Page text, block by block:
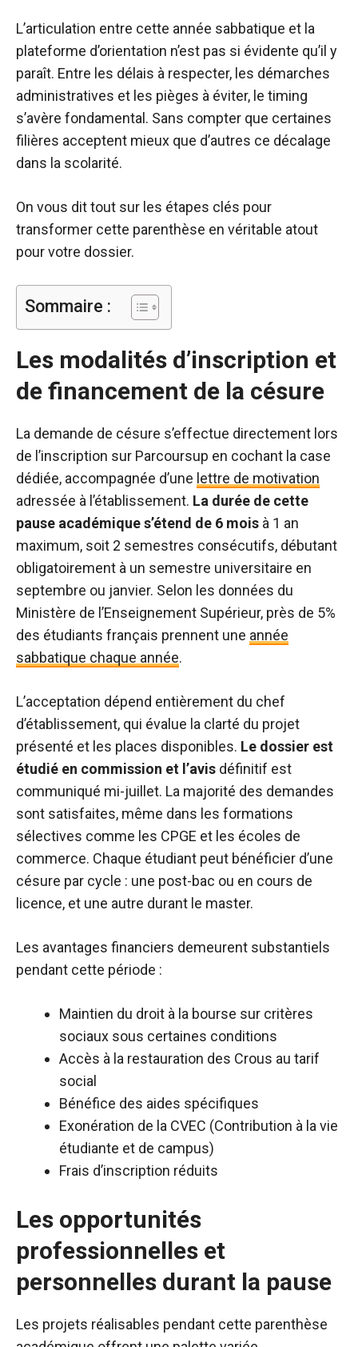
L’articulation entre cette année sabbatique et la
plateforme d’orientation n’est pas si évidente qu’il y
paraît. Entre les délais à respecter, les démarches
administratives et les pièges à éviter, le timing
s’avère fondamental. Sans compter que certaines
filières acceptent mieux que d’autres ce décalage
dans la scolarité.
On vous dit tout sur les étapes clés pour
transformer cette parenthèse en véritable atout
pour votre dossier.
Sommaire :
Les modalités d’inscription et
de financement de la césure
La demande de césure s’effectue directement lors
de l’inscription sur Parcoursup en cochant la case
dédiée, accompagnée d’une lettre de motivation
adressée à l’établissement. La durée de cette
pause académique s’étend de 6 mois à 1 an
maximum, soit 2 semestres consécutifs, débutant
obligatoirement à un semestre universitaire en
septembre ou janvier. Selon les données du
Ministère de l’Enseignement Supérieur, près de 5%
des étudiants français prennent une année
sabbatique chaque année.
L’acceptation dépend entièrement du chef
d’établissement, qui évalue la clarté du projet
présenté et les places disponibles. Le dossier est
étudié en commission et l’avis définitif est
communiqué mi-juillet. La majorité des demandes
sont satisfaites, même dans les formations
sélectives comme les CPGE et les écoles de
commerce. Chaque étudiant peut bénéficier d’une
césure par cycle : une post-bac ou en cours de
licence, et une autre durant le master.
Les avantages financiers demeurent substantiels
pendant cette période :
Maintien du droit à la bourse sur critères
sociaux sous certaines conditions
Accès à la restauration des Crous au tarif
social
Bénéfice des aides spécifiques
Exonération de la CVEC (Contribution à la vie
étudiante et de campus)
Frais d’inscription réduits
Les opportunités
professionnelles et
personnelles durant la pause
Les projets réalisables pendant cette parenthèse